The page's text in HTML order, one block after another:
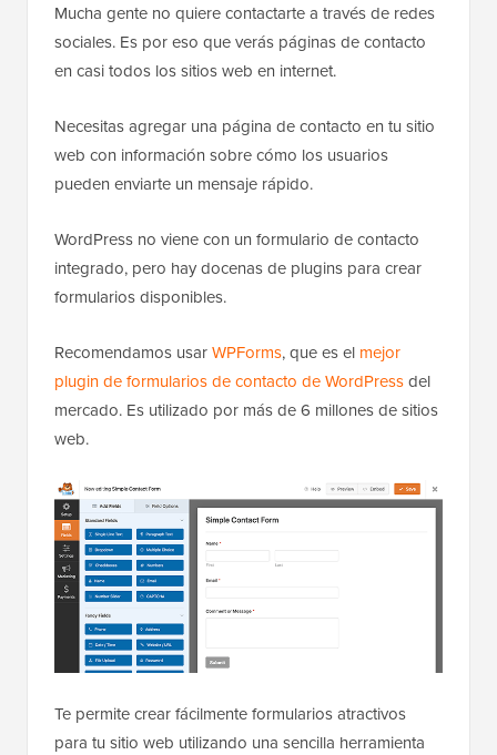
Mucha gente no quiere contactarte a través de redes
sociales. Es por eso que verás páginas de contacto
en casi todos los sitios web en internet.
Necesitas agregar una página de contacto en tu sitio
web con información sobre cómo los usuarios
pueden enviarte un mensaje rápido.
WordPress no viene con un formulario de contacto
integrado, pero hay docenas de plugins para crear
formularios disponibles.
Recomendamos usarWPForms, que es el mejor
plugin de formularios de contacto de WordPressdel
mercado. Es utilizado por más de 6 millones de sitios
web.
Te permite crear fácilmente formularios atractivos
para tu sitio web utilizando una sencilla herramienta